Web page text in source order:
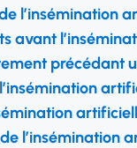
l’insémination
avant
précédant
l’insémination